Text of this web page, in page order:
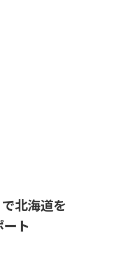
北海道を
ト